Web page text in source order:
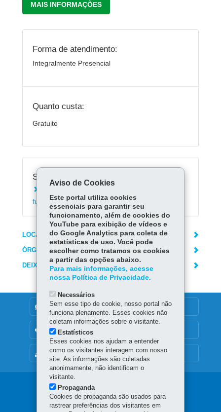
MAIS INFORMAÇÕES
Forma de atendimento:
Integralmente Presencial
Quanto custa:
Gratuito
Serviços Relacionados:
fundamental e médio
LOCAIS DE ATENDIMENTO
ÓRGÃO RESPONSÁVEL
DEIXE SUA OPINIÃO
MAPA DO SITE
DENUNCIE CORRUPÇÃO
OUVIDORIA
Navegação
principal
Aviso de Cookies
Este portal utiliza cookies
essenciais para garantir seu
funcionamento, além de cookies do
YouTube para exibição de vídeos e
do Google Analytics para coleta de
estatísticas de uso. Você pode
escolher como tratamos os cookies
a partir das opções abaixo.
Para mais informações, acesse
nossa Política de Privacidade.
Necessários
Sem esse tipo de cookie, nosso portal não
funciona plenamente. Esses cookies não
coletam informações sobre o visitante.
Estatísticos
Esses cookies nos ajudam a entender
como os visitantes interagem com nosso
site. As informações são coletadas
anonimamente, não identificam o
visitante.
Propaganda
Cookies de propaganda são usados para
rastrear preferências dos visitantes em